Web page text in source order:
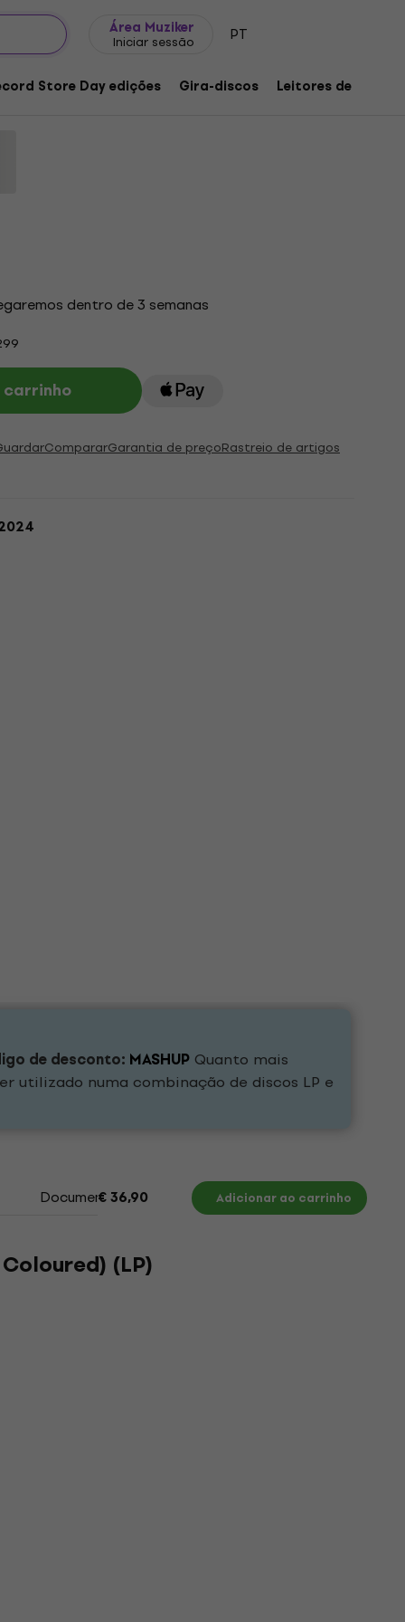
Área Muziker
Iniciar sessão PT
Store Day edições Gira-discos Leitores de música
(Limited Edition) (White Black
dentro de 3 semanas
CompararGarantia de preçoRastreio de artigos
de desconto: MASHUP Quanto mais
utilizado numa combinação de discos LP e
Documentos
€ 36,90 Adicionar ao carrinho
(LP)